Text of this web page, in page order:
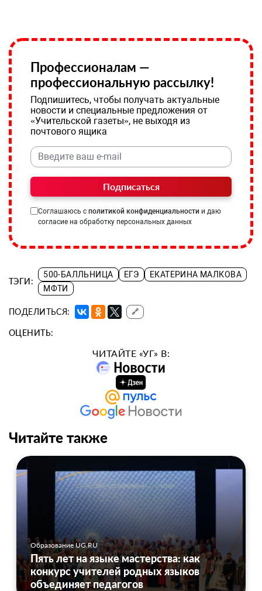
Профессионалам —
профессиональную рассылку!
Подпишитесь, чтобы получать актуальные
новости и специальные предложения от
«Учительской газеты», не выходя из
почтового ящика
Подписаться
Соглашаюсь с политикой конфиденциальности и даю
согласие на обработку персональных данных
ТЭГИ:
500-БАЛЛЬНИЦА ЕГЭ
ЕКАТЕРИНА МАЛКОВА
МФТИ
ПОДЕЛИТЬСЯ: 🔗
ОЦЕНИТЬ:
ЧИТАЙТЕ «УГ» В:
Читайте также
Образование UG.RU
Пять лет на языке мастерства: как
конкурс учителей родных языков
объединяет педагогов